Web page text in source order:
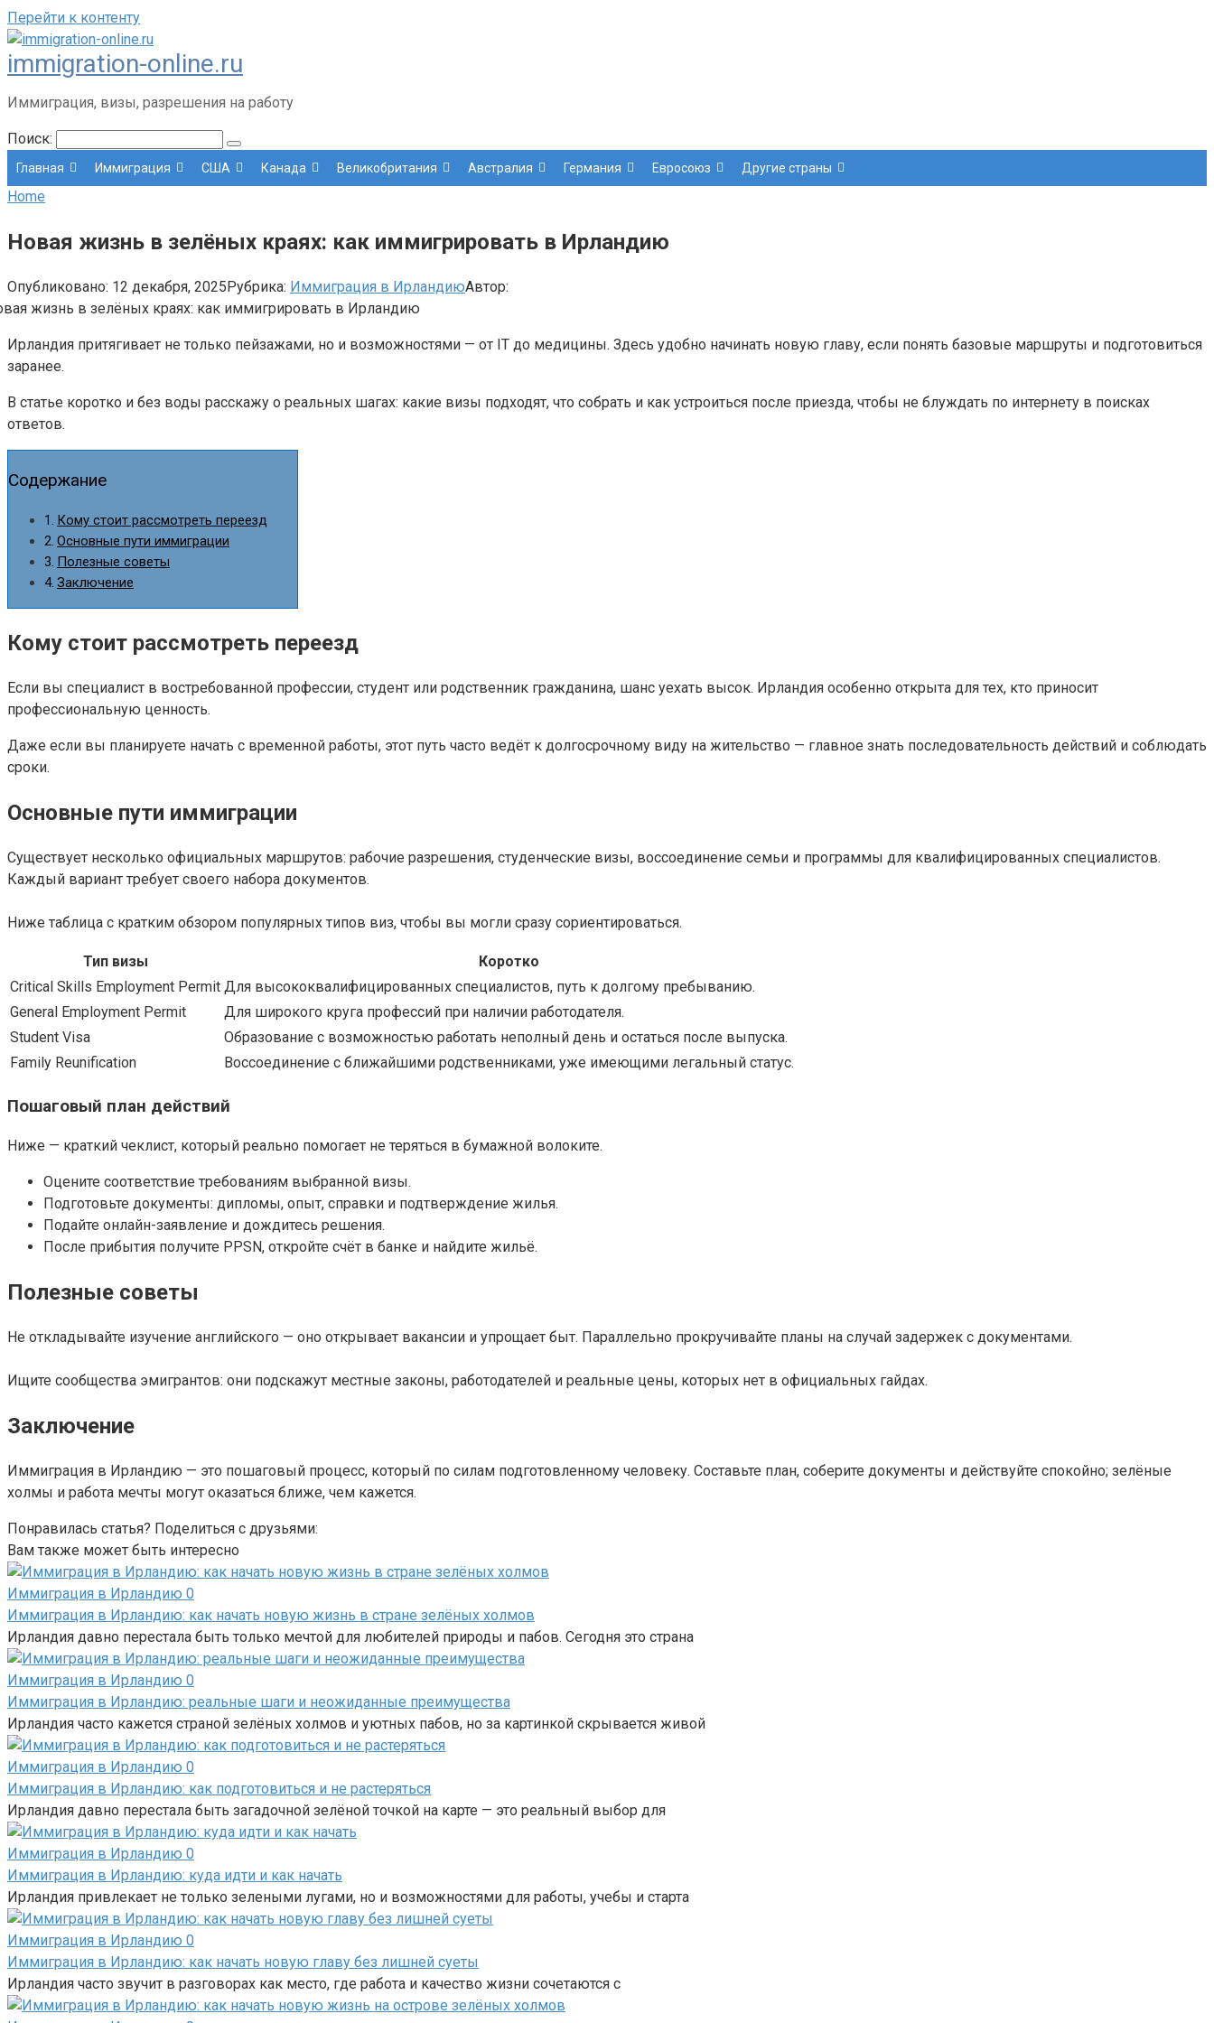
Перейти к контенту
immigration-online.ru
Иммиграция, визы, разрешения на работу
Поиск:
Главная Иммиграция США Канада Великобритания Австралия Германия Евросоюз Другие страны
Home
Новая жизнь в зелёных краях: как иммигрировать в Ирландию
Опубликовано: 12 декабря, 2025Рубрика: Иммиграция в ИрландиюАвтор:
Ирландия притягивает не только пейзажами, но и возможностями — от IT до медицины. Здесь удобно начинать новую главу, если понять базовые маршруты и подготовиться
заранее.
В статье коротко и без воды расскажу о реальных шагах: какие визы подходят, что собрать и как устроиться после приезда, чтобы не блуждать по интернету в поисках
ответов.
Содержание
Кому стоит рассмотреть переезд
Основные пути иммиграции
Полезные советы
Заключение
Кому стоит рассмотреть переезд
Если вы специалист в востребованной профессии, студент или родственник гражданина, шанс уехать высок. Ирландия особенно открыта для тех, кто приносит
профессиональную ценность.
Даже если вы планируете начать с временной работы, этот путь часто ведёт к долгосрочному виду на жительство — главное знать последовательность действий и соблюдать
сроки.
Основные пути иммиграции
Существует несколько официальных маршрутов: рабочие разрешения, студенческие визы, воссоединение семьи и программы для квалифицированных специалистов.
Каждый вариант требует своего набора документов.
Ниже таблица с кратким обзором популярных типов виз, чтобы вы могли сразу сориентироваться.
Тип визы
Коротко
Critical Skills Employment Permit Для высококвалифицированных специалистов, путь к долгому пребыванию.
General Employment Permit
Для широкого круга профессий при наличии работодателя.
Student Visa
Образование с возможностью работать неполный день и остаться после выпуска.
Family Reunification
Воссоединение с ближайшими родственниками, уже имеющими легальный статус.
Пошаговый план действий
Ниже — краткий чеклист, который реально помогает не теряться в бумажной волоките.
Оцените соответствие требованиям выбранной визы.
Подготовьте документы: дипломы, опыт, справки и подтверждение жилья.
Подайте онлайн-заявление и дождитесь решения.
После прибытия получите PPSN, откройте счёт в банке и найдите жильё.
Полезные советы
Не откладывайте изучение английского — оно открывает вакансии и упрощает быт. Параллельно прокручивайте планы на случай задержек с документами.
Ищите сообщества эмигрантов: они подскажут местные законы, работодателей и реальные цены, которых нет в официальных гайдах.
Заключение
Иммиграция в Ирландию — это пошаговый процесс, который по силам подготовленному человеку. Составьте план, соберите документы и действуйте спокойно; зелёные
холмы и работа мечты могут оказаться ближе, чем кажется.
Понравилась статья? Поделиться с друзьями:
Вам также может быть интересно
Иммиграция в Ирландию 0
Иммиграция в Ирландию: как начать новую жизнь в стране зелёных холмов
Ирландия давно перестала быть только мечтой для любителей природы и пабов. Сегодня это страна
Иммиграция в Ирландию 0
Иммиграция в Ирландию: реальные шаги и неожиданные преимущества
Ирландия часто кажется страной зелёных холмов и уютных пабов, но за картинкой скрывается живой
Иммиграция в Ирландию 0
Иммиграция в Ирландию: как подготовиться и не растеряться
Ирландия давно перестала быть загадочной зелёной точкой на карте — это реальный выбор для
Иммиграция в Ирландию 0
Иммиграция в Ирландию: куда идти и как начать
Ирландия привлекает не только зелеными лугами, но и возможностями для работы, учебы и старта
Иммиграция в Ирландию 0
Иммиграция в Ирландию: как начать новую главу без лишней суеты
Ирландия часто звучит в разговорах как место, где работа и качество жизни сочетаются с